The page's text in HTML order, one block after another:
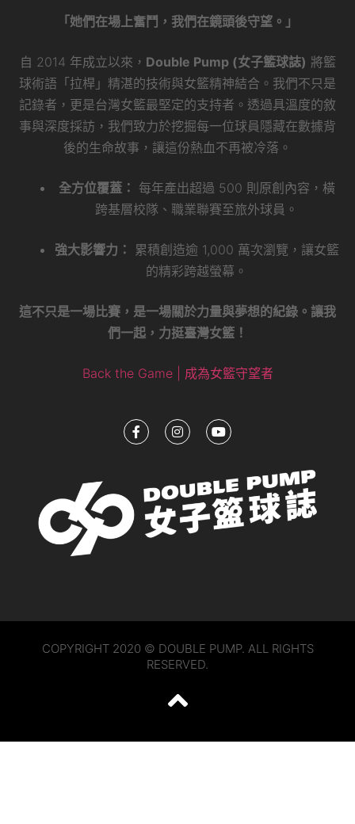
「她們在場上奮鬥，我們在鏡頭後守望。」
自 2014 年成立以來， Double Pump (女子籃球誌) 將籃
球術語「拉桿」精湛的技術與女籃精神結合。我們不只是
記錄者，更是台灣女籃最堅定的支持者。透過具溫度的敘
事與深度採訪，我們致力於挖掘每一位球員隱藏在數據背
後的生命故事，讓這份熱血不再被冷落。
全方位覆蓋： 每年產出超過 500 則原創內容，橫
跨基層校隊、職業聯賽至旅外球員。
強大影響力：
累積創造逾 1,000 萬次瀏覽，讓女籃
的精彩跨越螢幕。
這不只是一場比賽，是一場關於力量與夢想的紀錄。讓我
們一起，力挺臺灣女籃！
Back the Game | 成為女籃守望者
COPYRIGHT 2020 © DOUBLE PUMP. ALL RIGHTS
RESERVED.